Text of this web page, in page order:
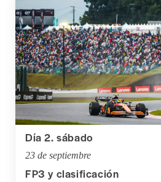
Día 2. sábado
23 de septiembre
FP3 y clasificación